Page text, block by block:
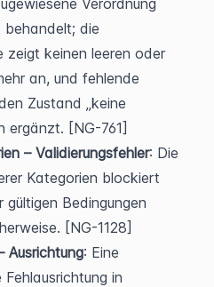
die
zeigt keinen leeren oder
an, und fehlende
Zustand „keine
ergänzt. [NG-761]
– Validierungsfehler: Die
Kategorien blockiert
gültigen Bedingungen
[NG-1128]
Ausrichtung: Eine
Fehlausrichtung in